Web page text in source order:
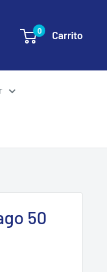
0 Carrito
50